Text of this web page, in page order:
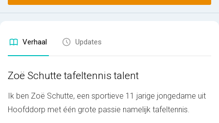
Verhaal Updates
Zoë Schutte tafeltennis talent
Ik ben Zoë Schutte, een sportieve 11 jarige jongedame uit
Hoofddorp met één grote passie namelijk tafeltennis.